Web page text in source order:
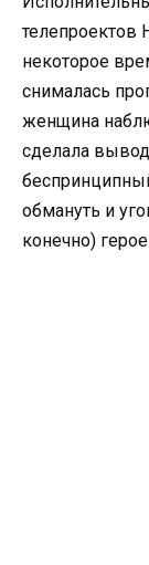
некоторое
снималась
женщина
сделала
обмануть и
конечно)